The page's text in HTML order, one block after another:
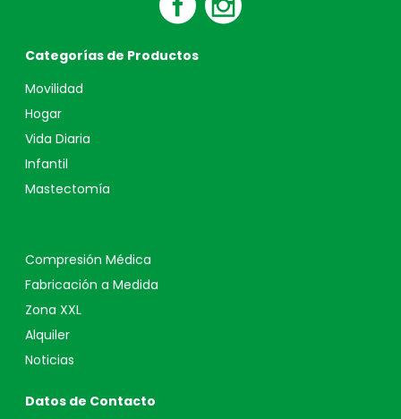
Categorías de Productos
Movilidad
Hogar
Vida Diaria
Infantil
Mastectomía
Compresión Médica
Fabricación a Medida
Zona XXL
Alquiler
Noticias
Datos de Contacto